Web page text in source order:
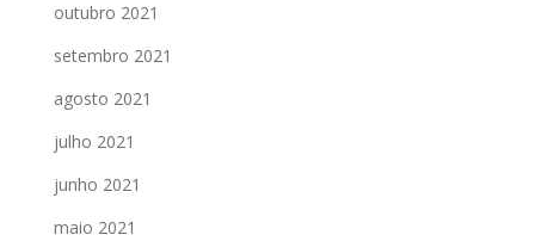
outubro 2021
setembro 2021
agosto 2021
julho 2021
junho 2021
maio 2021